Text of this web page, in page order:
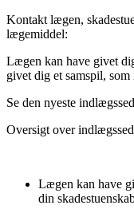
Kontakt lægen,
lægemiddel:
Lægen kan have givet
givet dig et samspil,
Se den nyeste
Oversigt over
Lægen kan have
din